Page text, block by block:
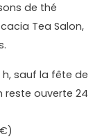
de thé
Tea Salon,
h, sauf la fête de
reste ouverte 24